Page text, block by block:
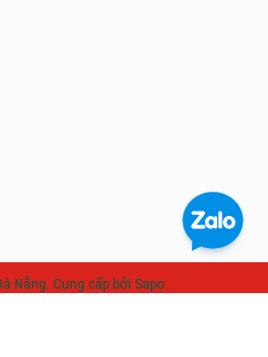
Nẵng. Cung cấp bởi Sapo